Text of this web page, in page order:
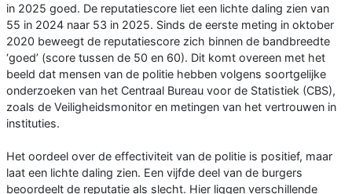
in 2025 goed. De reputatiescore liet een lichte daling zien van
55 in 2024 naar 53 in 2025. Sinds de eerste meting in oktober
2020 beweegt de reputatiescore zich binnen de bandbreedte
‘goed’ (score tussen de 50 en 60). Dit komt overeen met het
beeld dat mensen van de politie hebben volgens soortgelijke
onderzoeken van het Centraal Bureau voor de Statistiek (CBS),
zoals de Veiligheidsmonitor en metingen van het vertrouwen in
instituties.
Het oordeel over de effectiviteit van de politie is positief, maar
laat een lichte daling zien. Een vijfde deel van de burgers
beoordeelt de reputatie als slecht. Hier liggen verschillende